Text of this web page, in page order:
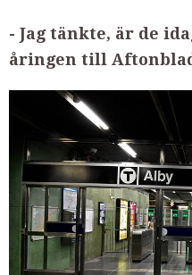
- Jag tänkte, är de
åringen till